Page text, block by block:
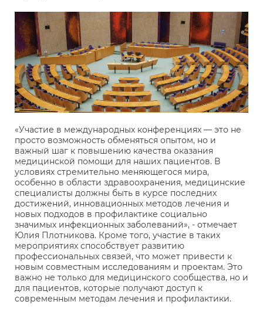
«Участие в международных конференциях — это не
просто возможность обменяться опытом, но и
важный шаг к повышению качества оказания
медицинской помощи для наших пациентов. В
условиях стремительно меняющегося мира,
особенно в области здравоохранения, медицинские
специалисты должны быть в курсе последних
достижений, инновационных методов лечения и
новых подходов в профилактике социально
значимых инфекционных заболеваний», - отмечает
Юлия Плотникова. Кроме того, участие в таких
мероприятиях способствует развитию
профессиональных связей, что может привести к
новым совместным исследованиям и проектам. Это
важно не только для медицинского сообщества, но и
для пациентов, которые получают доступ к
современным методам лечения и профилактики.